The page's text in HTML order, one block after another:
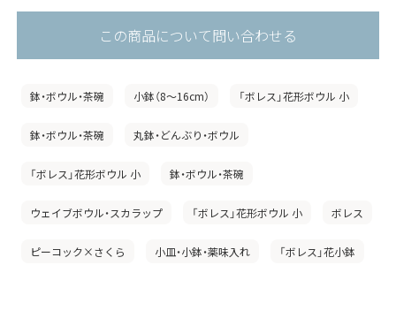
この商品について問い合わせる
鉢・ボウル・茶碗 小鉢（8〜16cm） 「ボレス」花形ボウル 小
鉢・ボウル・茶碗 丸鉢・どんぶり・ボウル
「ボレス」花形ボウル 小 鉢・ボウル・茶碗
ウェイブボウル・スカラップ 「ボレス」花形ボウル 小 ボレス
ピーコック×さくら 小皿・小鉢・薬味入れ 「ボレス」花小鉢